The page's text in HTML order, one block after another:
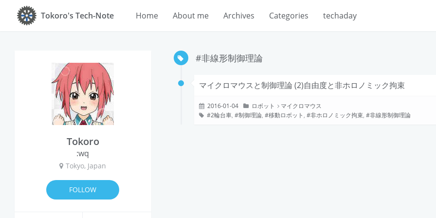
Tokoro's Tech-Note Home About me Archives Categories techaday
Tokoro
:wq
Tokyo, Japan
FOLLOW
#非線形制御理論
マイクロマウスと制御理論 (2)自由度と非ホロノミック拘束
2016-01-04 ロボット
マイクロマウス
2輪台車, 制御理論, 移動ロボット , 非ホロノミック拘束, 非線形制御理論